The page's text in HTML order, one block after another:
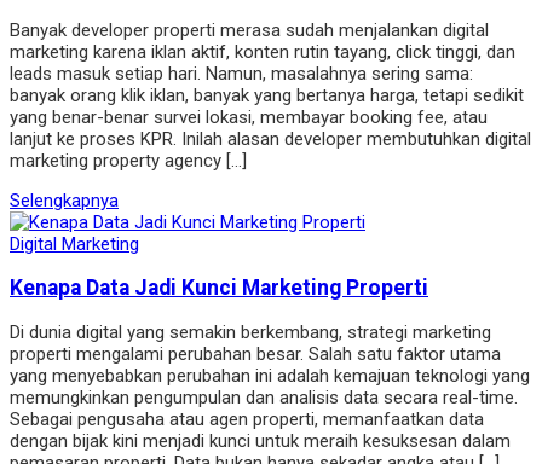
Banyak developer properti merasa sudah menjalankan digital
marketing karena iklan aktif, konten rutin tayang, click tinggi, dan
leads masuk setiap hari. Namun, masalahnya sering sama:
banyak orang klik iklan, banyak yang bertanya harga, tetapi sedikit
yang benar-benar survei lokasi, membayar booking fee, atau
lanjut ke proses KPR. Inilah alasan developer membutuhkan digital
marketing property agency […]
Selengkapnya
Digital Marketing
Kenapa Data Jadi Kunci Marketing Properti
Di dunia digital yang semakin berkembang, strategi marketing
properti mengalami perubahan besar. Salah satu faktor utama
yang menyebabkan perubahan ini adalah kemajuan teknologi yang
memungkinkan pengumpulan dan analisis data secara real-time.
Sebagai pengusaha atau agen properti, memanfaatkan data
dengan bijak kini menjadi kunci untuk meraih kesuksesan dalam